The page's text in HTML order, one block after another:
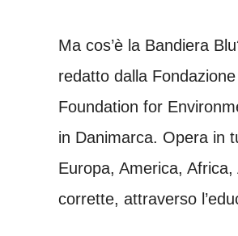
Ma cos’è la Bandiera
redatto dalla
Foundation for
in Danimarca. Opera in
Europa, America,
corrette, attraverso